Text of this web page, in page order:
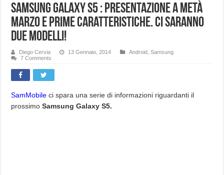
Samsung Galaxy S5 : Presentazione a metà
Marzo e prime caratteristiche. Ci saranno
due modelli!
Diego Cervia 13 Gennaio, 2014 Android ,Samsung
7 Comments
SamMobile ci spara una serie di informazioni riguardanti il
prossimo Samsung Galaxy S5.